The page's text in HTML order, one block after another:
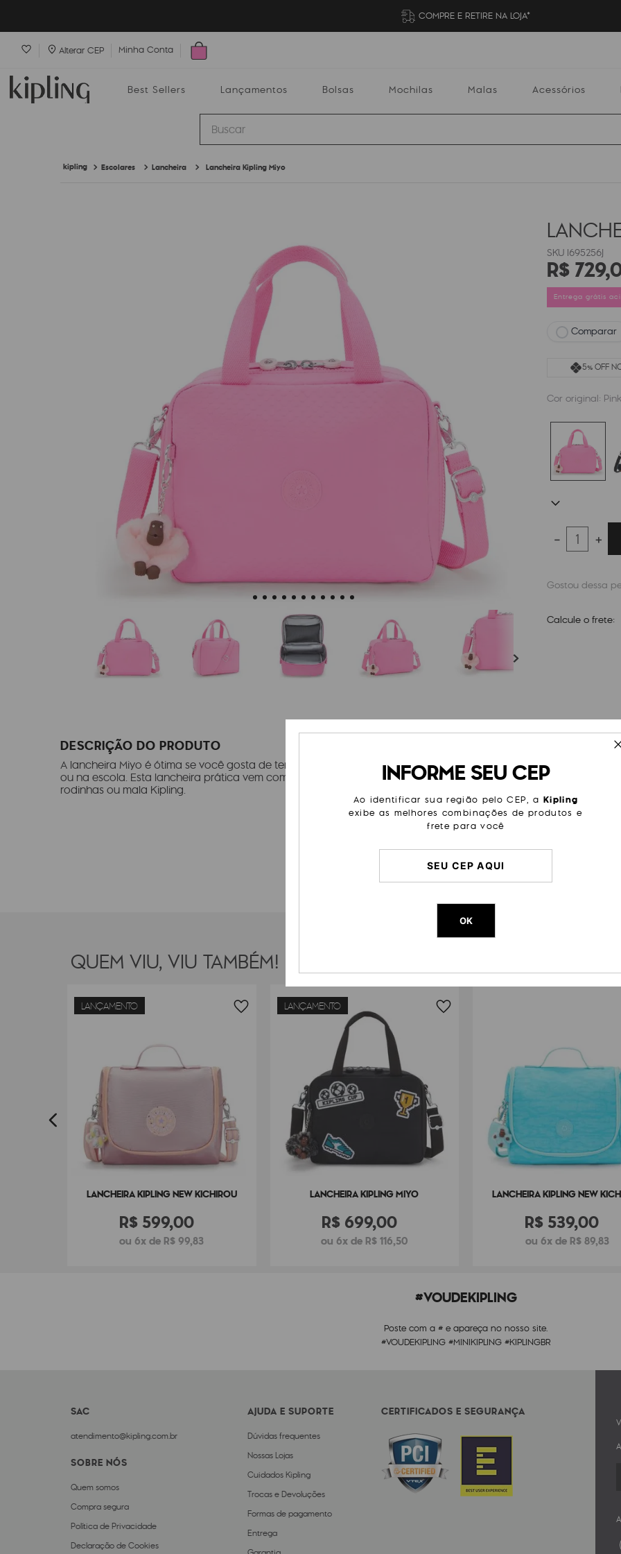
COMPRE E RETIRE NA LOJA*
Alterar CEP Minha Conta
Best Sellers Lançamentos Bolsas Mochilas Malas Acessórios
Buscar
Escolares Lancheira Lancheira Kipling Miyo
I695256J
R$729,
Entrega grátis
Comparar
5% OFF
Cor original:
＋
－
Calcule o frete:
DESCRIÇÃO DO PRODUTO
A lancheira Miyo é ótima se você gosta de ter lanches por perto em suas viagens
ou na escola. Esta lancheira prática vem com encaixe simples mochila de
rodinhas ou mala Kipling.
Tamanho
Cor
Modelo
Pink
Dimensões
QUEM VIU, VIU TAMBÉM!
LANÇAMENTO
LANCHEIRA KIPLING NEW KICHIROU
R$ 599,00
ou 6x de R$ 99,83
LANÇAMENTO
LANCHEIRA KIPLING MIYO
R$ 699,00
ou 6x de R$ 116,50
LANCHEIRA KIPLING NEW
R$ 539,00
ou 6x de R$ 89,83
#VOUDEKIPLING
Poste com a # e apareça no nosso site.
#VOUDEKIPLING #MINIKIPLING #KIPLINGBR
SAC
atendimento@kipling.com.br
SOBRE NÓS
Quem somos
Compra segura
Política de Privacidade
Declaração de Cookies
AJUDA E SUPORTE
Dúvidas frequentes
Nossas Lojas
Cuidados Kipling
Trocas e Devoluções
Formas de pagamento
Entrega
CERTIFICADOS E SEGURANÇA
INFORME SEU CEP
Ao identificar sua região pelo CEP, a Kipling
exibe as melhores combinações de produtos e
frete para você
OK